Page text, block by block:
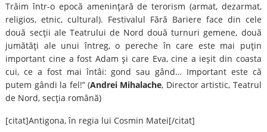
Trăim într-o epocă ameninţară de terorism (armat, dezarmat,
religios, etnic, cultural). Festivalul Fără Bariere face din cele
două secţii ale Teatrului de Nord două turnuri gemene, două
jumătăţi ale unui întreg, o pereche în care este mai puţin
important cine a fost Adam şi care Eva, cine a ieşit din coasta
cui, ce a fost mai întâi: gond sau gând… Important este că
putem gândi la fel!” (Andrei Mihalache, Director artistic, Teatrul
de Nord, secţia română)
[citat]Antigona, în regia lui Cosmin Matei[/citat]